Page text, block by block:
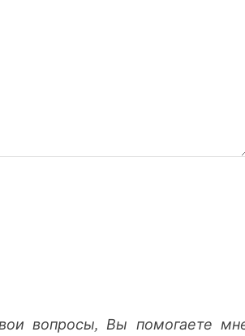
вопросы, Вы помогаете